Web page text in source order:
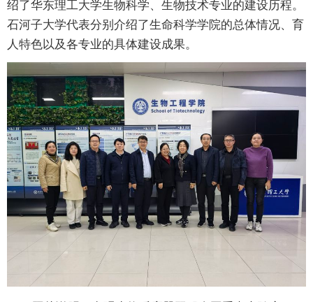
绍了华东理工大学生物科学、生物技术专业的建设历程。
石河子大学代表分别介绍了生命科学学院的总体情况、育
人特色以及各专业的具体建设成果。